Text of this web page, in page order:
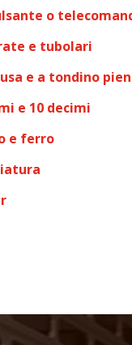
o
e tubolari
e a tondino
e 10 decimi
e ferro